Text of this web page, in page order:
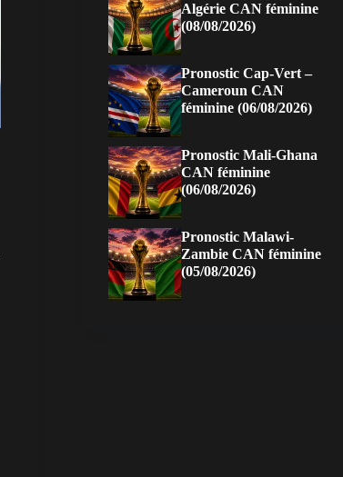
Algérie CAN féminine
(08/08/2026)
Pronostic Cap-Vert –
Cameroun CAN
féminine (06/08/2026)
Pronostic Mali-Ghana
CAN féminine
(06/08/2026)
Pronostic Malawi-
Zambie CAN féminine
(05/08/2026)